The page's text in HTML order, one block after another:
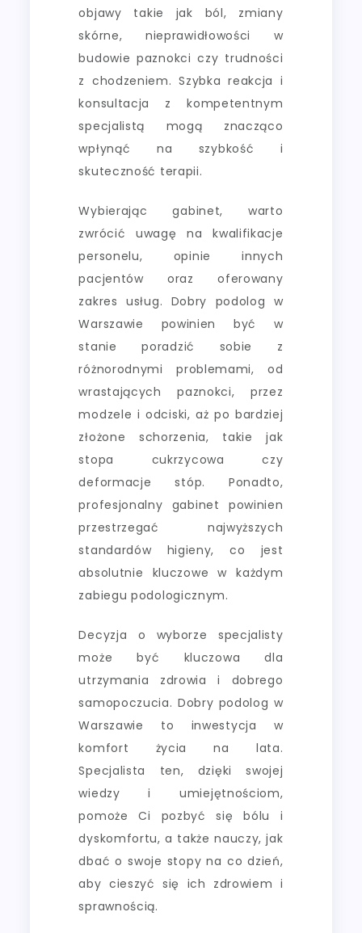
objawy takie jak ból, zmiany
skórne, nieprawidłowości w
budowie paznokci czy trudności
z chodzeniem. Szybka reakcja i
konsultacja z kompetentnym
specjalistą mogą znacząco
wpłynąć na szybkość i
skuteczność terapii.
Wybierając gabinet, warto
zwrócić uwagę na kwalifikacje
personelu, opinie innych
pacjentów oraz oferowany
zakres usług. Dobry podolog w
Warszawie powinien być w
stanie poradzić sobie z
różnorodnymi problemami, od
wrastających paznokci, przez
modzele i odciski, aż po bardziej
złożone schorzenia, takie jak
stopa cukrzycowa czy
deformacje stóp. Ponadto,
profesjonalny gabinet powinien
przestrzegać najwyższych
standardów higieny, co jest
absolutnie kluczowe w każdym
zabiegu podologicznym.
Decyzja o wyborze specjalisty
może być kluczowa dla
utrzymania zdrowia i dobrego
samopoczucia. Dobry podolog w
Warszawie to inwestycja w
komfort życia na lata.
Specjalista ten, dzięki swojej
wiedzy i umiejętnościom,
pomoże Ci pozbyć się bólu i
dyskomfortu, a także nauczy, jak
dbać o swoje stopy na co dzień,
aby cieszyć się ich zdrowiem i
sprawnością.